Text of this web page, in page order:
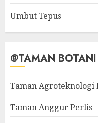
Umbut Tepus
@TAMAN
Taman
Taman Anggur Perlis